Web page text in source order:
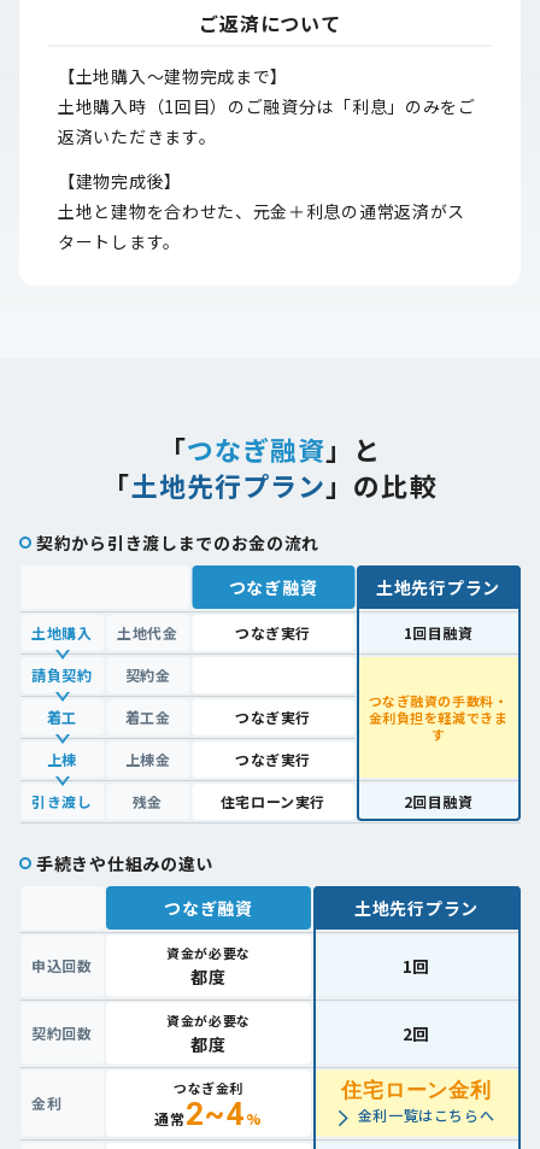
ご返済について
【土地購入～建物完成まで】
土地購入時（1回目）のご融資分は「利息」のみをご
返済いただきます。
【建物完成後】
土地と建物を合わせた、元金＋利息の通常返済がス
タートします。
「つなぎ融資」と
「土地先行プラン 」の比較
契約から引き渡しまでのお金の流れ
つなぎ融資
土地先行プラン
土地購入 土地代金 つなぎ実行 1回目融資
請負契約 契約金
つなぎ融資の手数料・
金利負担を軽減できま
す
着工 着工金 つなぎ実行
上棟 上棟金 つなぎ実行
引き渡し 残金 住宅ローン実行 2回目融資
手続きや仕組みの違い
つなぎ融資
土地先行プラン
申込回数
資金が必要な
都度 1回
契約回数
資金が必要な
都度 2回
金利
つなぎ金利
通常2~4%
住宅ローン金利
金利一覧はこちらへ